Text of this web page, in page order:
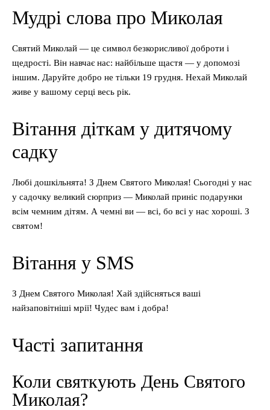
Мудрі слова про Миколая
Святий Миколай — це символ безкорисливої доброти і
щедрості. Він навчає нас: найбільше щастя — у допомозі
іншим. Даруйте добро не тільки 19 грудня. Нехай Миколай
живе у вашому серці весь рік.
Вітання діткам у дитячому
садку
Любі дошкільнята! З Днем Святого Миколая! Сьогодні у нас
у садочку великий сюрприз — Миколай приніс подарунки
всім чемним дітям. А чемні ви — всі, бо всі у нас хороші. З
святом!
Вітання у SMS
З Днем Святого Миколая! Хай здійсняться ваші
найзаповітніші мрії! Чудес вам і добра!
Часті запитання
Коли святкують День Святого
Миколая?